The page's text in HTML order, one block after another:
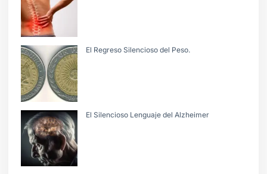
El Regreso Silencioso del Peso.
El Silencioso Lenguaje del Alzheimer